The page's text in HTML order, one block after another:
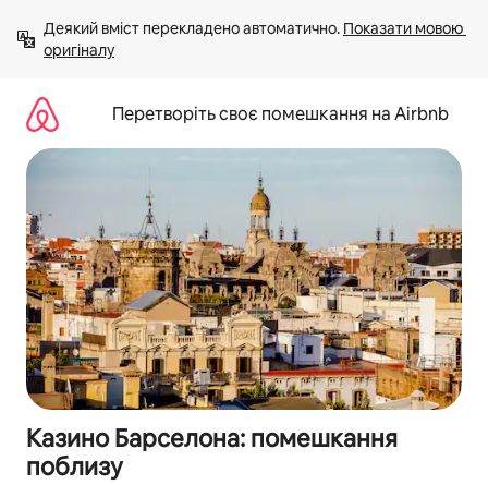
вмісту
Деякий вміст перекладено автоматично. Показати мовою
оригіналу
Перетворіть своє помешкання на Airbnb
Казино Барселона: помешкання
поблизу